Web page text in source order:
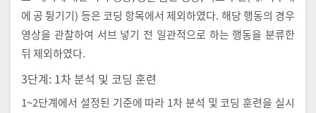
에 공 튕기기) 등은 코딩 항목에서 제외하였다. 해당 행동의 경우
영상을 관찰하여 서브 넣기 전 일관적으로 하는 행동을 분류한
뒤 제외하였다.
3단계: 1차 분석 및 코딩 훈련
1~2단계에서 설정된 기준에 따라 1차 분석 및 코딩 훈련을 실시